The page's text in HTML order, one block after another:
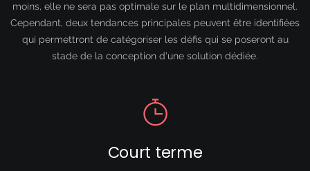
moins, elle ne sera pas optimale sur le plan multidimensionnel.
Cependant, deux tendances principales peuvent être identifiées
qui permettront de catégoriser les défis qui se poseront au
stade de la conception d'une solution dédiée.
Court terme